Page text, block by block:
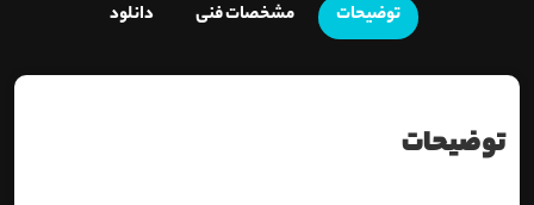
توضیحات مشخصات فنی دانلود
توضیحات